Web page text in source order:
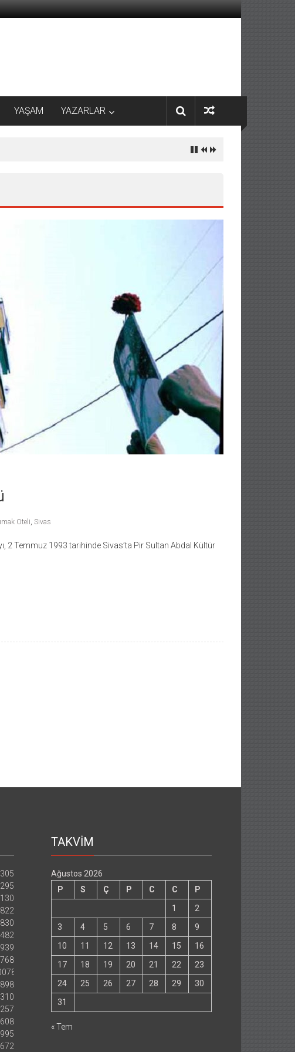
YAŞAM YAZARLAR
Oteli, Sivas
2 Temmuz 1993 tarihinde Sivas’ta Pir Sultan Abdal Kültür
TAKVİM
Ağustos 2026
P
S Ç P C C
P
1
2
3
4 5 6 7 8
9
10
11 12 13 14 15
16
17
18 19 20 21 22
23
24
25 26 27 28 29
30
31
« Tem